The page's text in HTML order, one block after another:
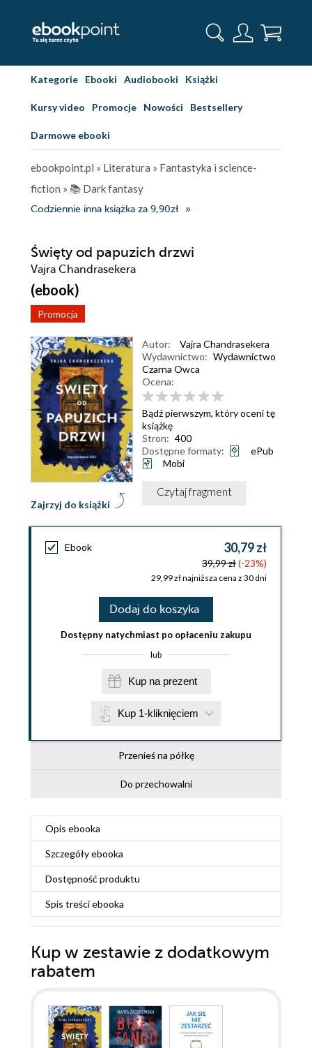
Kategorie Ebooki Audiobooki Książki
Kursy video Promocje Nowości Bestsellery
Darmowe ebooki
ebookpoint.pl » Literatura » Fantastyka i science-
fiction » 📚 Dark fantasy
Codziennie inna książka za 9,90zł
Święty od papuzich drzwi
Vajra Chandrasekera
(ebook)
Promocja
Zajrzyj do książki
Autor:
Vajra Chandrasekera
Wydawnictwo: Wydawnictwo
Czarna Owca
Ocena:
Bądź pierwszym, który oceni tę
książkę
Stron: 400
Dostępne formaty:
ePub
Mobi
Czytaj fragment
Ebook 30,79 zł
39,99 zł(-23%)
29,99 zł najniższa cena z 30 dni
Dodaj do koszyka
Dostępny natychmiast po opłaceniu zakupu
lub
Kup na prezent
Kup 1-kliknięciem
Przenieś na półkę
Do przechowalni
Opis ebooka
Szczegółyebooka
Dostępność produktu
Spis treściebooka
Kup w zestawie z dodatkowym
rabatem